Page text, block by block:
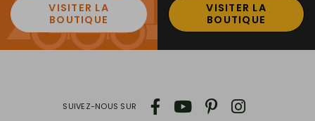
VISITER LA
BOUTIQUE
VISITER LA
BOUTIQUE
SUIVEZ-NOUS SUR